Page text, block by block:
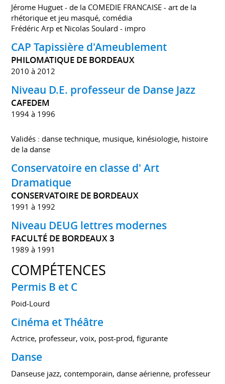
Jérome Huguet - de la COMEDIE FRANCAISE - art de la
rhétorique et jeu masqué, comédia
Frédéric Arp et Nicolas Soulard - impro
CAP Tapissière d'Ameublement
PHILOMATIQUE DE BORDEAUX
2010 à 2012
Niveau D.E. professeur de Danse Jazz
CAFEDEM
1994 à 1996
Validés : danse technique, musique, kinésiologie, histoire
de la danse
Conservatoire en classe d' Art
Dramatique
CONSERVATOIRE DE BORDEAUX
1991 à 1992
Niveau DEUG lettres modernes
FACULTÉ DE BORDEAUX 3
1989 à 1991
COMPÉTENCES
Permis B et C
Poid-Lourd
Cinéma et Théâtre
Actrice, professeur, voix, post-prod, figurante
Danse
Danseuse jazz, contemporain, danse aérienne, professeur